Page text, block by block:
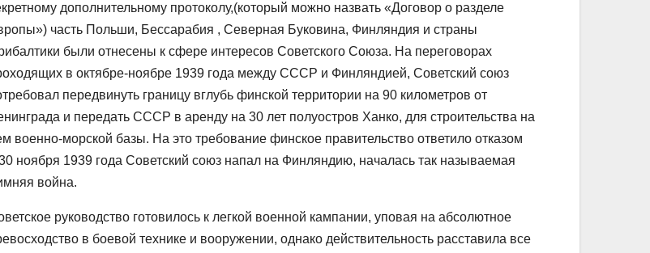
дополнительному протоколу,(который можно назвать «Договор о разделе
часть Польши, Бессарабия , Северная Буковина, Финляндия и страны
были отнесены к сфере интересов Советского Союза. На переговорах
в октябре-ноябре 1939 года между СССР и Финляндией, Советский союз
передвинуть границу вглубь финской территории на 90 километров от
и передать СССР в аренду на 30 лет полуостров Ханко, для строительства на
военно-морской базы. На это требование финское правительство ответило отказом
ноября 1939 года Советский союз напал на Финляндию, началась так называемая
война.
руководство готовилось к легкой военной кампании, уповая на абсолютное
в боевой технике и вооружении, однако действительность расставила все